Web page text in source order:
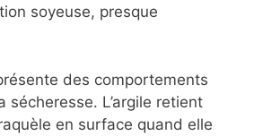
soyeuse, presque
des comportements
sécheresse. L’argile retient
en surface quand elle